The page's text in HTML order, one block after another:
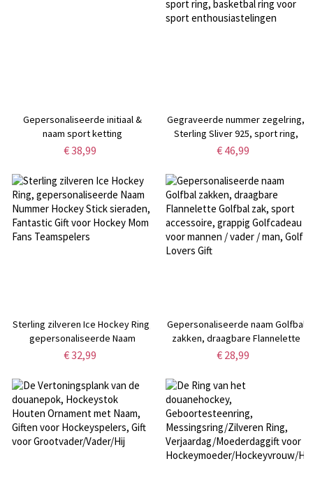
Gepersonaliseerde initiaal &
naam sport ketting
€ 38,99
Gegraveerde nummer zegelring,
Sterling Sliver 925, sport ring,
basketbal ring voor sport
€ 46,99
Sterling zilveren Ice Hockey Ring,
gepersonaliseerde Naam
Nummer Hockey Stick sieraden,
Fans Teamspelers
€ 32,99
Gepersonaliseerde naam Golfbal
zakken, draagbare Flannelette
Golfbal zak, sport accessoire,
/ vader / man, Golf Lovers Gift
€ 28,99